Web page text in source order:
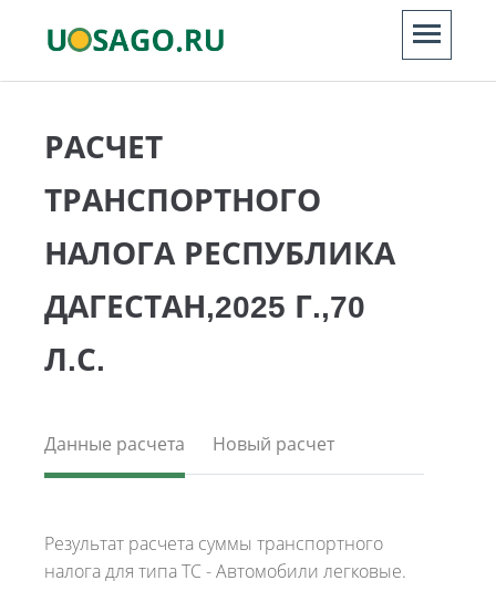
РАСЧЕТ
ТРАНСПОРТНОГО
НАЛОГА РЕСПУБЛИКА
ДАГЕСТАН,2025 Г.,70
Л.С.
Данные расчета Новый расчет
Результат расчета суммы транспортного
налога для типа ТС - Автомобили легковые.